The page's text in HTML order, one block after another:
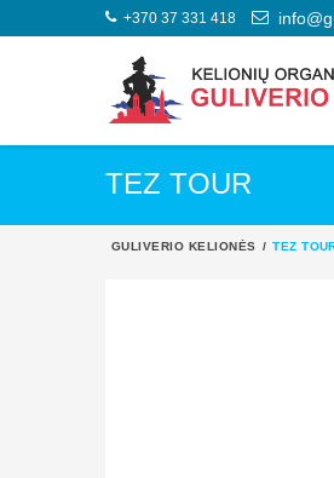
+370 37 331 418
TEZ TOUR
GULIVERIO KELIONĖS TEZ